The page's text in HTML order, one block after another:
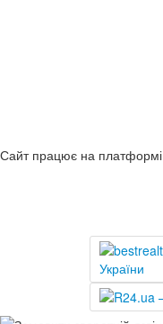
Сайт працює на платформі